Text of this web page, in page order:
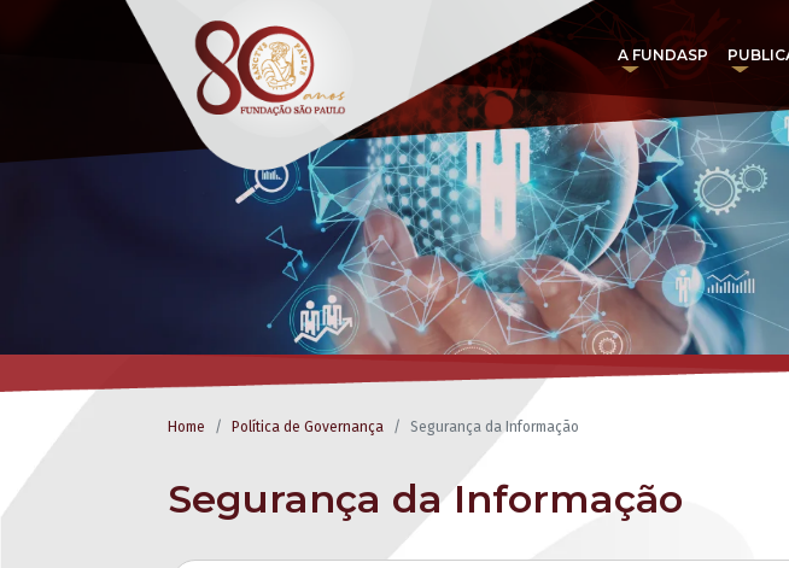
A FUNDASP
Home Política de Governança Segurança da Informação
Segurança da Informação